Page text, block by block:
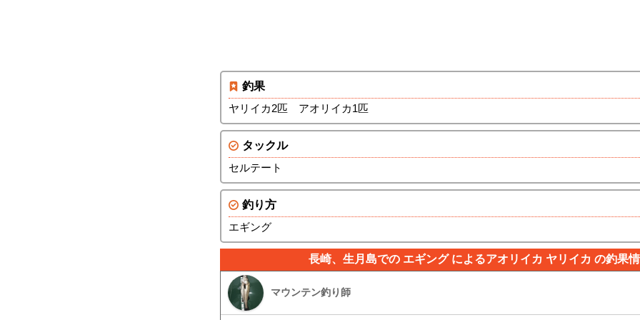
釣果
ヤリイカ2匹 アオリイカ1匹
タックル
セルテート
釣り方
エギング
長崎、生月島での エギング によるアオリイカ ヤリイカ の釣果
マウンテン釣り師